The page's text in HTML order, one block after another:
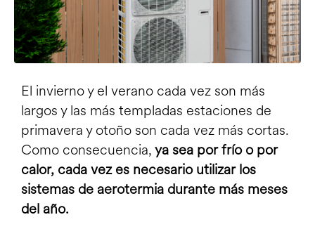
El invierno y el verano cada vez son más
largos y las más templadas estaciones de
primavera y otoño son cada vez más cortas.
Como consecuencia,ya sea por frío o por
calor, cada vez es necesario utilizar los
sistemas de aerotermia durante más meses
del año.